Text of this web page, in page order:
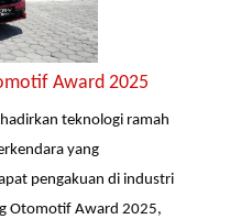
Award 2025
teknologi ramah
yang
pengakuan di industri
Otomotif Award 2025,